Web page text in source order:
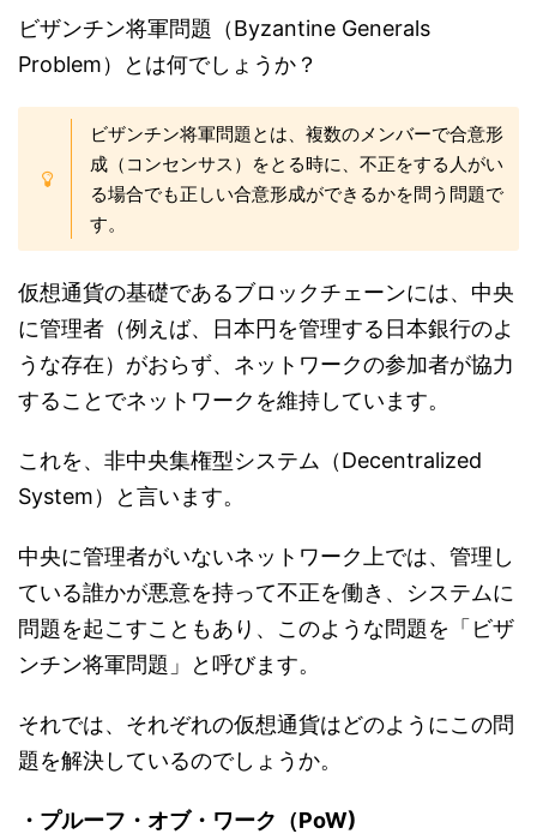
ビザンチン将軍問題（Byzantine Generals
Problem）とは何でしょうか？
ビザンチン将軍問題とは、複数のメンバーで合意形
成（コンセンサス）をとる時に、不正をする人がい
る場合でも正しい合意形成ができるかを問う問題で
す。
仮想通貨の基礎であるブロックチェーンには、中央
に管理者（例えば、日本円を管理する日本銀行のよ
うな存在）がおらず、ネットワークの参加者が協力
することでネットワークを維持しています。
これを、非中央集権型システム（Decentralized
System）と言います。
中央に管理者がいないネットワーク上では、管理し
ている誰かが悪意を持って不正を働き、システムに
問題を起こすこともあり、このような問題を「ビザ
ンチン将軍問題」と呼びます。
それでは、それぞれの仮想通貨はどのようにこの問
題を解決しているのでしょうか。
・プルーフ・オブ・ワーク（PoW)